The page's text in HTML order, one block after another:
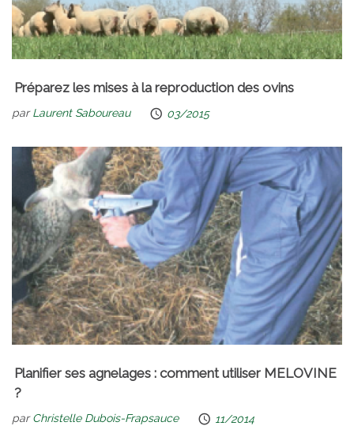
Préparez les mises à la reproduction des ovins
parLaurent Saboureau 03/2015
Planifier ses agnelages : comment utiliser MELOVINE
?
parChristelle Dubois-Frapsauce 11/2014